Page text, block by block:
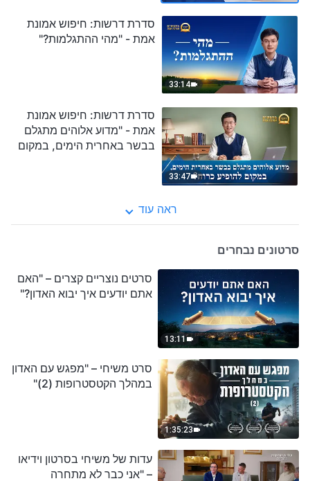
33:14
סדרת דרשות: חיפוש אמונת
אמת - "מהי ההתגלמות?"
33:47
סדרת דרשות: חיפוש אמונת
אמת - "מדוע אלוהים מתגלם
בבשר באחרית הימים, במקום
ראה עוד
סרטונים נבחרים
13:11
סרטים נוצריים קצרים – "האם
אתם יודעים איך יבוא האדון?"
1:35:23
סרט משיחי – "מפגש עם האדון
במהלך הקטסטרופות (2)"
עדות של משיחי בסרטון וידיאו
– "אני כבר לא מתחרה